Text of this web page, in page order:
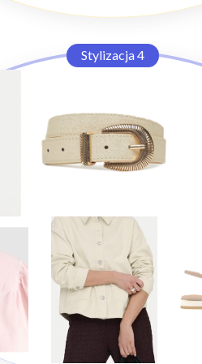
Stylizacja 4